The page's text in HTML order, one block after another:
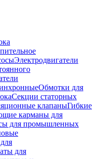
Электродвигатели
Обмотки для
Секции статорных
клапаныГибкие
карманы для
для промышленных
для